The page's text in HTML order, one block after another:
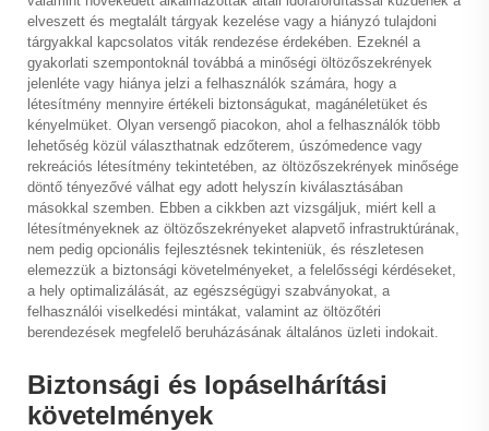
elveszett és megtalált tárgyak kezelése vagy a hiányzó tulajdoni
tárgyakkal kapcsolatos viták rendezése érdekében. Ezeknél a
gyakorlati szempontoknál továbbá a minőségi öltözőszekrények
jelenléte vagy hiánya jelzi a felhasználók számára, hogy a
létesítmény mennyire értékeli biztonságukat, magánéletüket és
kényelmüket. Olyan versengő piacokon, ahol a felhasználók több
lehetőség közül választhatnak edzőterem, úszómedence vagy
rekreációs létesítmény tekintetében, az öltözőszekrények minősége
döntő tényezővé válhat egy adott helyszín kiválasztásában
másokkal szemben. Ebben a cikkben azt vizsgáljuk, miért kell a
létesítményeknek az öltözőszekrényeket alapvető infrastruktúrának,
nem pedig opcionális fejlesztésnek tekinteniük, és részletesen
elemezzük a biztonsági követelményeket, a felelősségi kérdéseket,
a hely optimalizálását, az egészségügyi szabványokat, a
felhasználói viselkedési mintákat, valamint az öltözőtéri
berendezések megfelelő beruházásának általános üzleti indokait.
Biztonsági és lopáselhárítási
követelmények